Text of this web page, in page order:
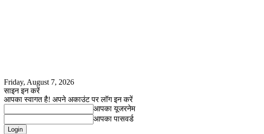
Friday, August 7, 2026
साइन इन करें
आपका स्वागत है! अपने अकाउंट पर लॉग इन करें
आपका यूजरनेम
आपका पासवर्ड